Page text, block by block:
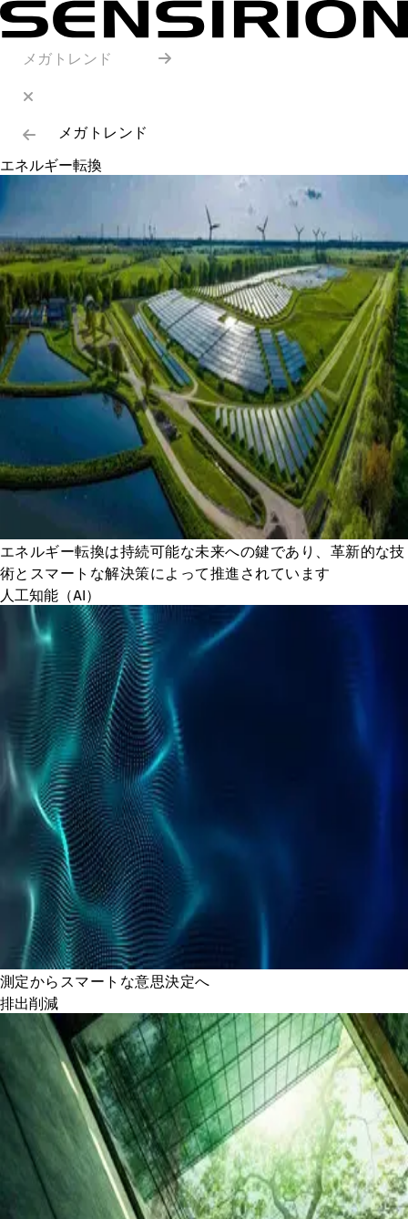
メガトレンド
メガトレンド
エネルギー転換
エネルギー転換は持続可能な未来への鍵であり、革新的な技
術とスマートな解決策によって推進されています
人工知能（AI）
測定からスマートな意思決定へ
排出削減